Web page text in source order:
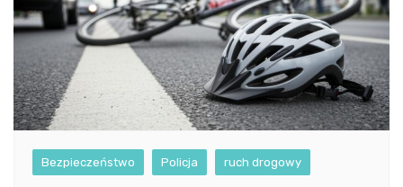
Bezpieczeństwo Policja ruch drogowy